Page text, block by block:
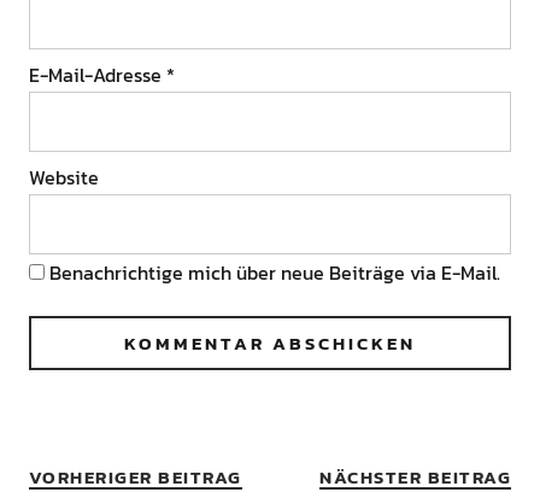
E-Mail-Adresse *
Website
Benachrichtige mich über neue Beiträge via E-Mail.
VORHERIGER BEITRAG NÄCHSTER BEITRAG